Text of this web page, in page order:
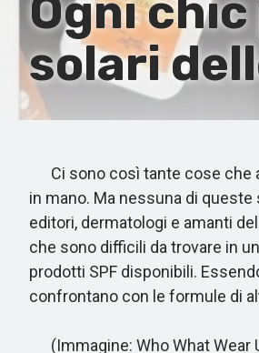
Ogni
solari
Ci sono così tante cose che
in mano. Ma nessuna di
editori, dermatologi e amanti
che sono difficili da trovare in
prodotti SPF disponibili.
confrontano con le formule di
(Immagine: Who What Wear